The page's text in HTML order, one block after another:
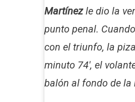
Martínezle dio la
punto penal.
con el triunfo, la
minuto 74′, el
balón al fondo de la